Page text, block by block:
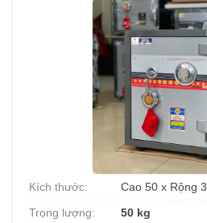
Kích thước:
Cao 50 x Rộng
Trọng lượng:
50 kg